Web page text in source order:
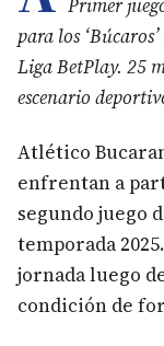
Primer
para los
Liga BetPlay. 25
escenario
Atlético
enfrentan a
segundo juego
temporada
jornada luego
condición de